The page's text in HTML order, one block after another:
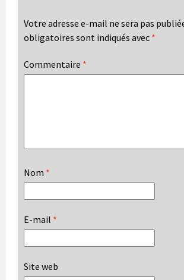
Votre adresse e-mail ne sera pas
obligatoires sont indiqués avec *
Commentaire *
Nom *
E-mail *
Site web